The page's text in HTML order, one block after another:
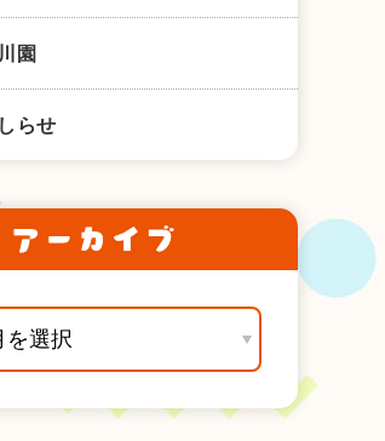
園
らせ
アーカイブ